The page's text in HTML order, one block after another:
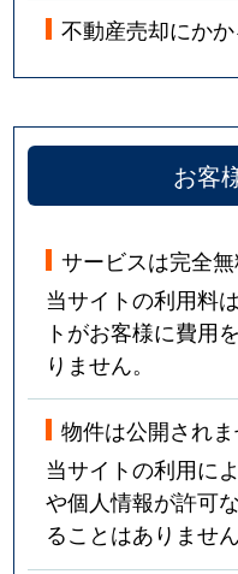
不動産売却にか
お客
サービスは完全
当サイトの利用料
トがお客様に費用
りません。
物件は公開され
当サイトの利用に
や個人情報が許可
ることはありません